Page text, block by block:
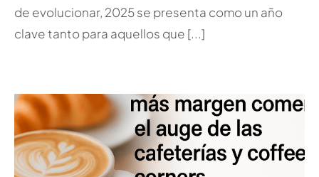
de evolucionar, 2025 se presenta como un año
clave tanto para aquellos que [...]